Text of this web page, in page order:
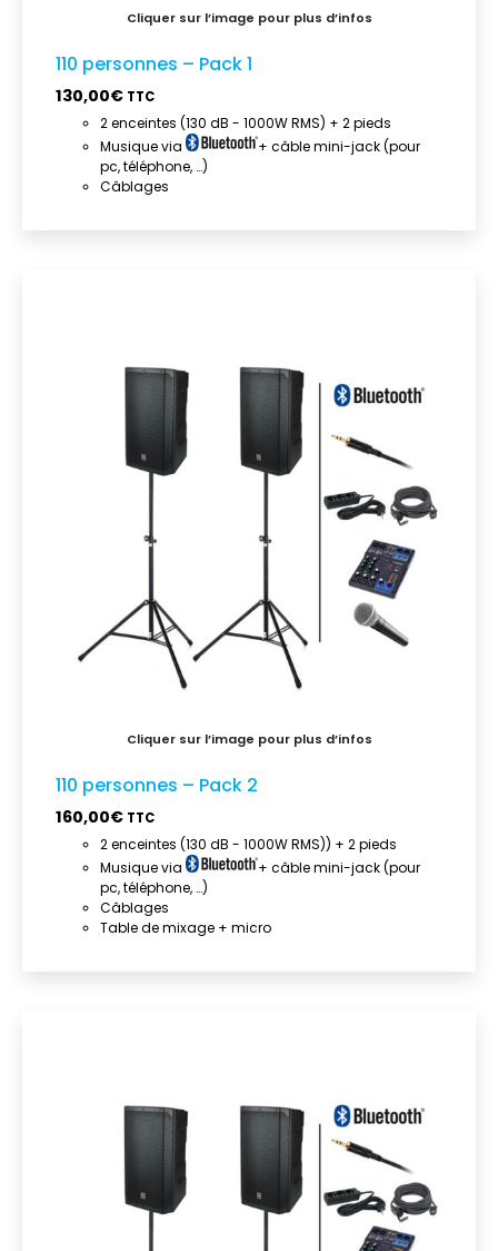
110 personnes – Pack 1
130,00€ TTC
2 enceintes (130 dB - 1000W RMS) + 2 pieds
Musique via
+ câble mini-jack (pour
pc, téléphone, …)
Câblages
110 personnes – Pack 2
160,00€ TTC
2 enceintes (130 dB - 1000W RMS)) + 2 pieds
Musique via
+ câble mini-jack (pour
pc, téléphone, …)
Câblages
Table de mixage + micro